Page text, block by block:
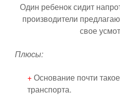
Один ребенок сидит
производители
свое
Плюсы:
+Основание почти
транспорта.